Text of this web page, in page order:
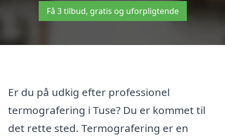
Få 3 tilbud, gratis og uforpligtende
Er du på udkig efter professionel
termografering i Tuse? Du er kommet til
det rette sted. Termografering er en